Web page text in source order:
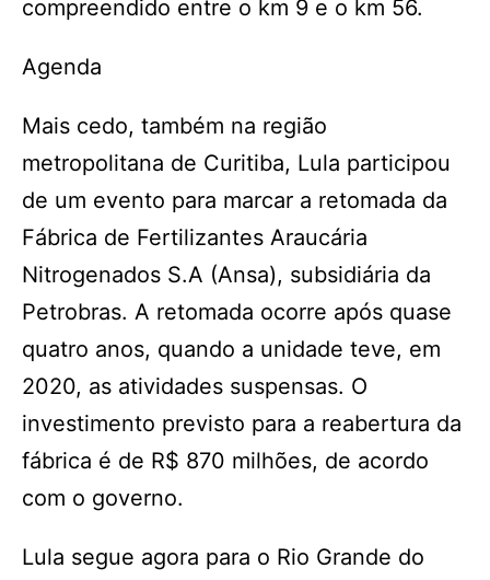
compreendido entre o km 9 e o km 56.
Agenda
Mais cedo, também na região
metropolitana de Curitiba, Lula participou
de um evento para marcar a retomada da
Fábrica de Fertilizantes Araucária
Nitrogenados S.A (Ansa), subsidiária da
Petrobras. A retomada ocorre após quase
quatro anos, quando a unidade teve, em
2020, as atividades suspensas. O
investimento previsto para a reabertura da
fábrica é de R$ 870 milhões, de acordo
com o governo.
Lula segue agora para o Rio Grande do